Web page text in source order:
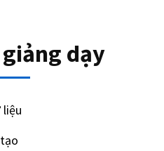
dạy
liệu